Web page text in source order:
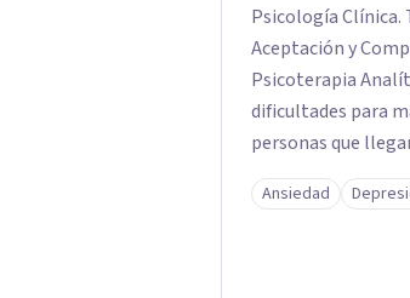
Psicología Clínica.
Aceptación y
Psicoterapia
dificultades para
personas que
propias
No busco eliminar
Ansiedad